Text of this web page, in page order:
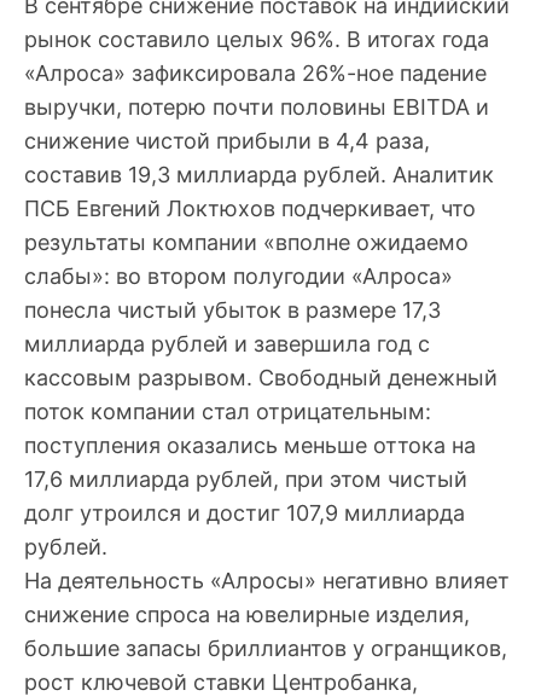
рынок составило целых 96%. В итогах года
«Алроса» зафиксировала 26%-ное падение
выручки, потерю почти половины EBITDA и
снижение чистой прибыли в 4,4 раза,
составив 19,3 миллиарда рублей. Аналитик
ПСБ Евгений Локтюхов подчеркивает, что
результаты компании «вполне ожидаемо
слабы»: во втором полугодии «Алроса»
понесла чистый убыток в размере 17,3
миллиарда рублей и завершила год с
кассовым разрывом. Свободный денежный
поток компании стал отрицательным:
поступления оказались меньше оттока на
17,6 миллиарда рублей, при этом чистый
долг утроился и достиг 107,9 миллиарда
рублей.
На деятельность «Алросы» негативно влияет
снижение спроса на ювелирные изделия,
большие запасы бриллиантов у огранщиков,
рост ключевой ставки Центробанка,